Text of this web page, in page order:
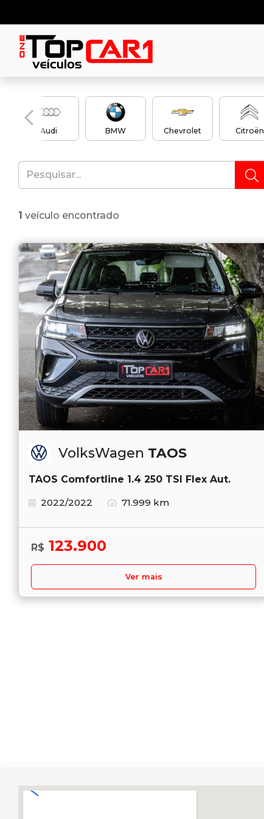
Audi BMW Chevrolet Citroën
1 veículo encontrado
VolksWagen TAOS
TAOS Comfortline 1.4 250 TSI Flex Aut.
2022/2022
71.999 km
R$ 123.900
Ver mais